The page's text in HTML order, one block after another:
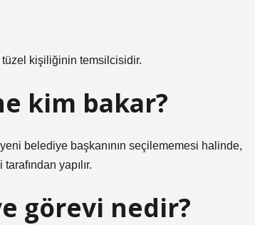
kişiliğinin temsilcisidir.
kim bakar?
belediye başkanının seçilememesi halinde,
yapılır.
görevi nedir?